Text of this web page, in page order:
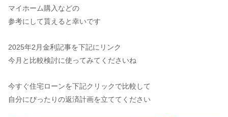
マイホーム購入などの
参考にして貰えると幸いです
2025年2月金利記事を下記にリンク
今月と比較検討に使ってみてくださいね
今すぐ住宅ローンを下記クリックで比較して
自分にぴったりの返済計画を立ててください